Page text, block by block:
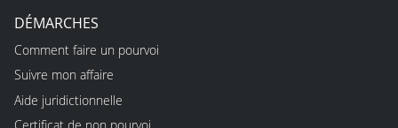
DÉMARCHES
Comment faire un pourvoi
Suivre mon affaire
Aide juridictionnelle